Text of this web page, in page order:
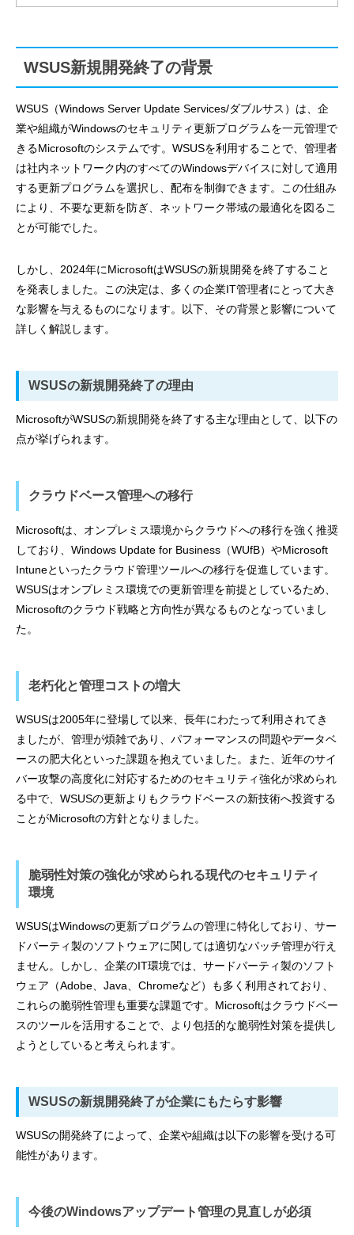
WSUS新規開発終了の背景
WSUS（Windows Server Update Services/ダブルサス）は、企
業や組織がWindowsのセキュリティ更新プログラムを一元管理で
きるMicrosoftのシステムです。WSUSを利用することで、管理者
は社内ネットワーク内のすべてのWindowsデバイスに対して適用
する更新プログラムを選択し、配布を制御できます。この仕組み
により、不要な更新を防ぎ、ネットワーク帯域の最適化を図るこ
とが可能でした。
しかし、2024年にMicrosoftはWSUSの新規開発を終了すること
を発表しました。この決定は、多くの企業IT管理者にとって大き
な影響を与えるものになります。以下、その背景と影響について
詳しく解説します。
WSUSの新規開発終了の理由
MicrosoftがWSUSの新規開発を終了する主な理由として、以下の
点が挙げられます。
クラウドベース管理への移行
Microsoftは、オンプレミス環境からクラウドへの移行を強く推奨
しており、Windows Update for Business（WUfB）やMicrosoft
Intuneといったクラウド管理ツールへの移行を促進しています。
WSUSはオンプレミス環境での更新管理を前提としているため、
Microsoftのクラウド戦略と方向性が異なるものとなっていまし
た。
老朽化と管理コストの増大
WSUSは2005年に登場して以来、長年にわたって利用されてき
ましたが、管理が煩雑であり、パフォーマンスの問題やデータベ
ースの肥大化といった課題を抱えていました。また、近年のサイ
バー攻撃の高度化に対応するためのセキュリティ強化が求められ
る中で、WSUSの更新よりもクラウドベースの新技術へ投資する
ことがMicrosoftの方針となりました。
脆弱性対策の強化が求められる現代のセキュリティ
環境
WSUSはWindowsの更新プログラムの管理に特化しており、サー
ドパーティ製のソフトウェアに関しては適切なパッチ管理が行え
ません。しかし、企業のIT環境では、サードパーティ製のソフト
ウェア（Adobe、Java、Chromeなど）も多く利用されており、
これらの脆弱性管理も重要な課題です。Microsoftはクラウドベー
スのツールを活用することで、より包括的な脆弱性対策を提供し
ようとしていると考えられます。
WSUSの新規開発終了が企業にもたらす影響
WSUSの開発終了によって、企業や組織は以下の影響を受ける可
能性があります。
今後のWindowsアップデート管理の見直しが必須